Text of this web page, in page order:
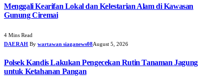
Menggali Kearifan Lokal dan Kelestarian Alam di Kawasan
Gunung Ciremai
4 Mins Read
DAERAH By wartawan siaganews08August 5, 2026
Polsek Kandis Lakukan Pengecekan Rutin Tanaman Jagung
untuk Ketahanan Pangan